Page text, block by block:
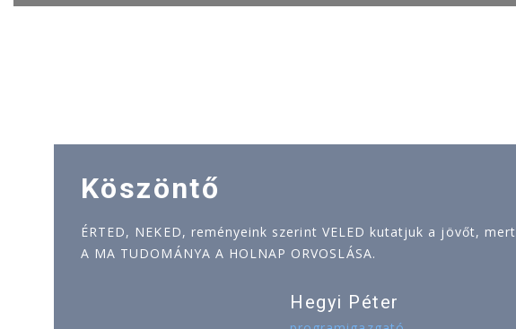
Köszöntő
ÉRTED, NEKED, reményeink szerint VELED kutatjuk a jövőt, mert
A MA TUDOMÁNYA A HOLNAP ORVOSLÁSA.
Hegyi Péter